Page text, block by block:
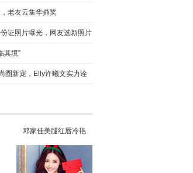
老友云集华鼎奖
证照片曝光，网友选新照片
其境”
圈新宠，Elly许曦文实力诠
邓家佳美腿红唇冷艳